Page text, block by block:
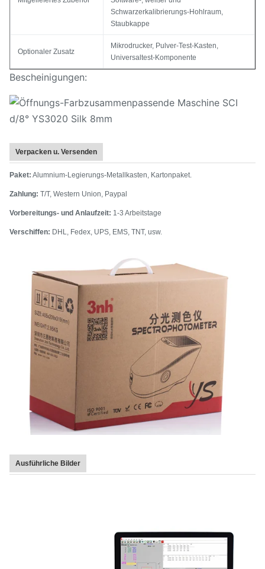
Schwarzerkalibrierungs-Hohlraum,
Staubkappe
Optionaler Zusatz
Mikrodrucker, Pulver-Test-Kasten,
Universaltest-Komponente
Bescheinigungen:
Verpacken u. Versenden
Paket: Alumnium-Legierungs-Metallkasten, Kartonpaket.
Zahlung: T/T, Western Union, Paypal
Vorbereitungs- und Anlaufzeit: 1-3 Arbeitstage
Verschiffen: DHL, Fedex, UPS, EMS, TNT, usw.
Ausführliche Bilder